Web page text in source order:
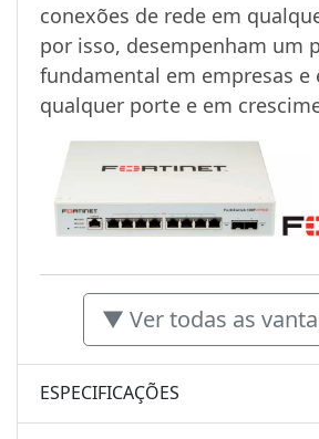
conexões de rede em
por isso, desempenham um
fundamental em empresas e
qualquer porte e em
▼ Ver todas as
ESPECIFICAÇÕES